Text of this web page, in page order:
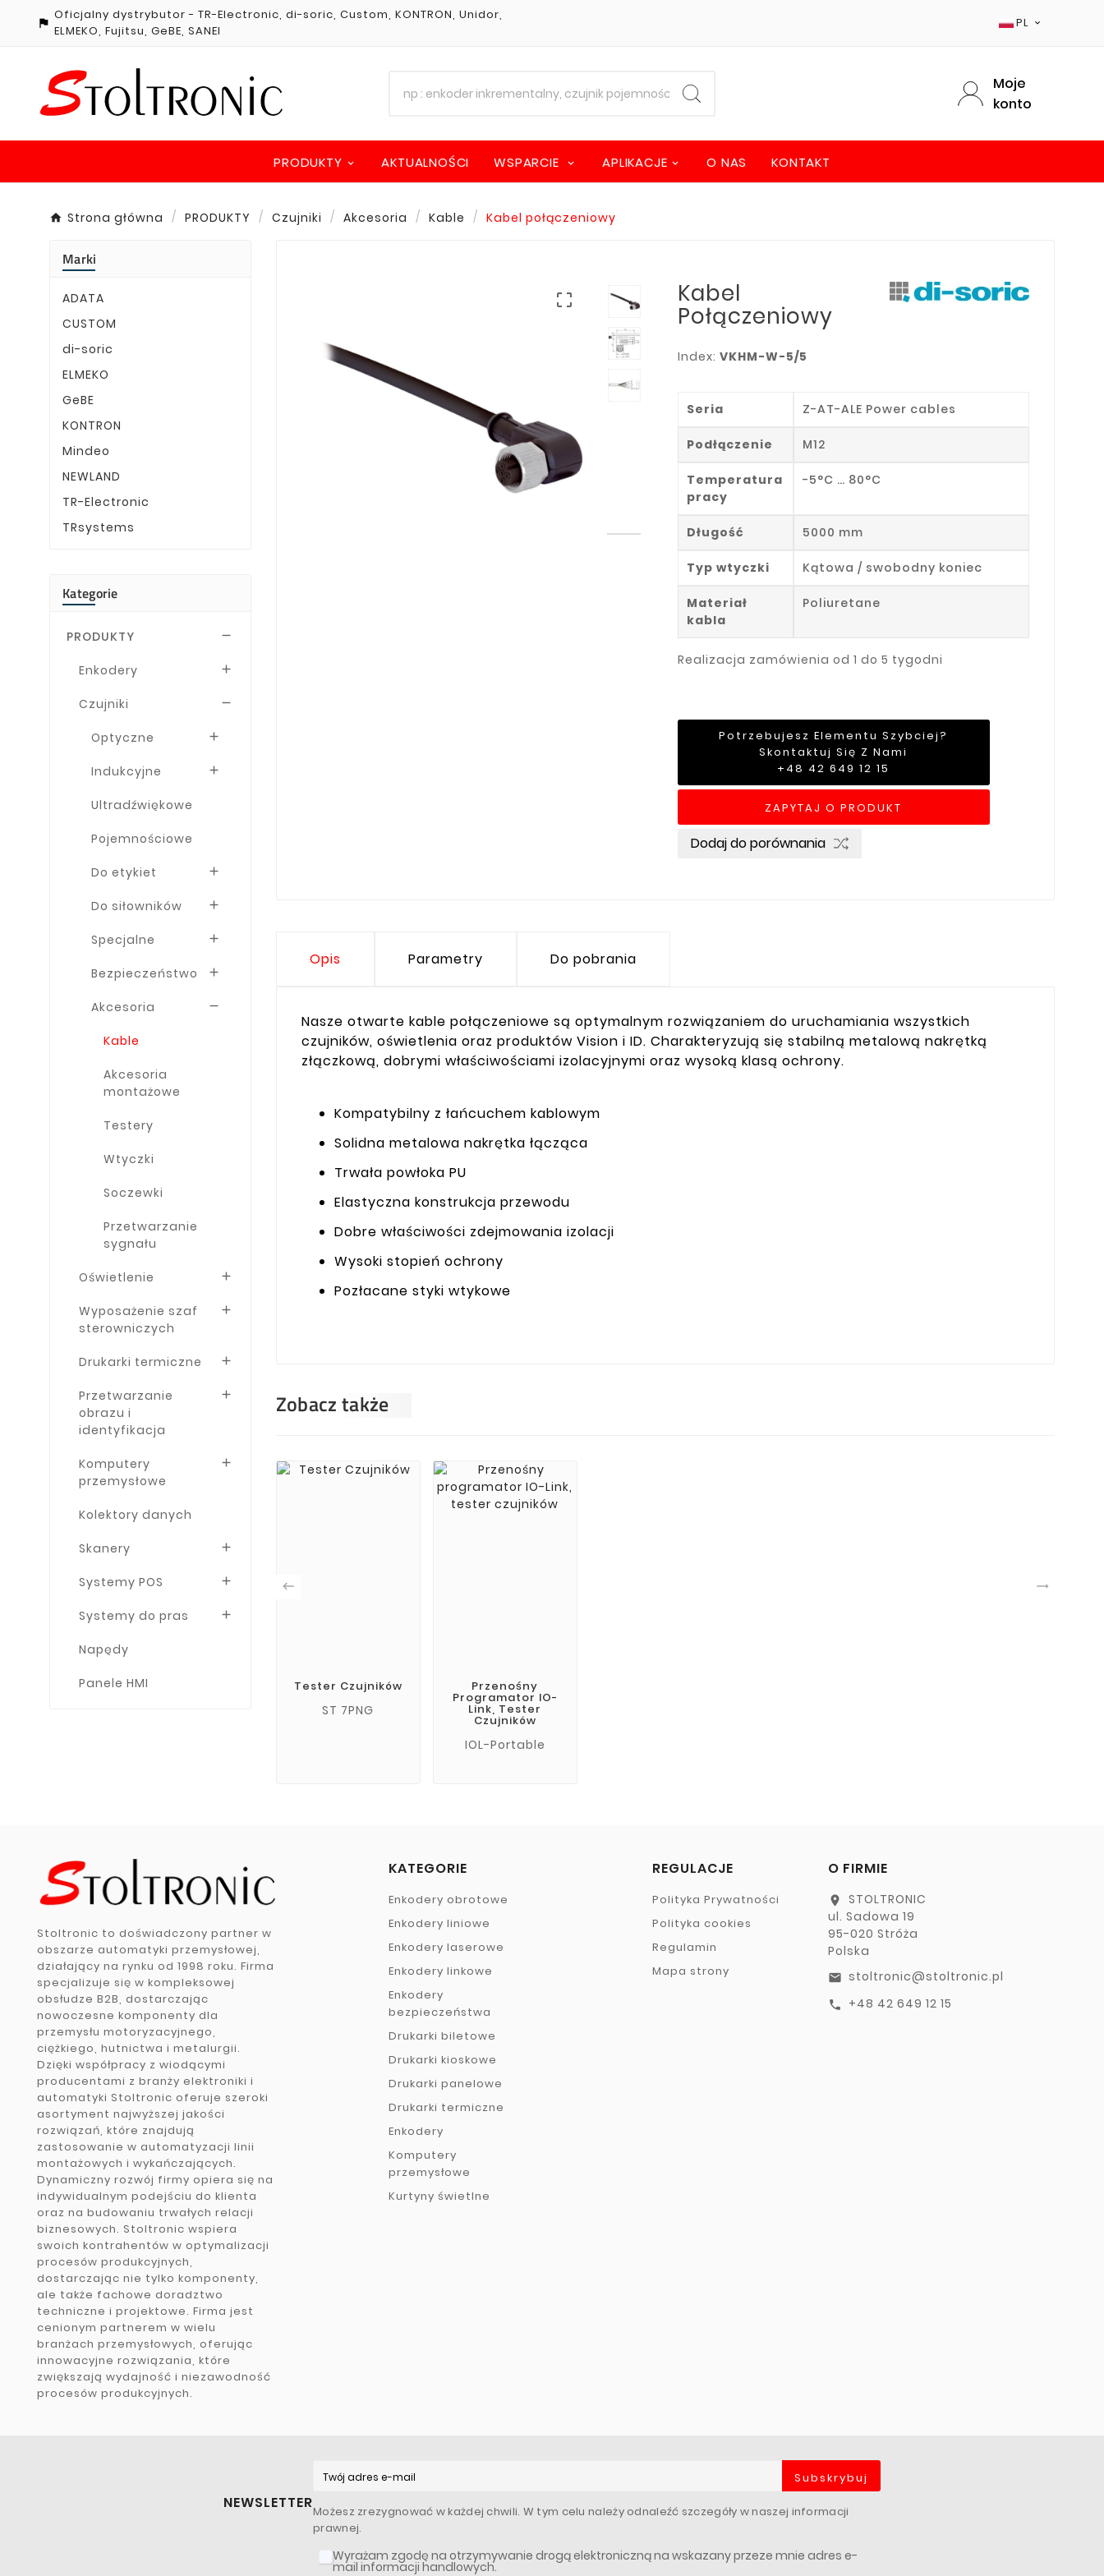

Oficjalny dystrybutor - TR-Electronic, di-soric, Custom, KONTRON, Unidor,
ELMEKO, Fujitsu, GeBE, SANEI
PL 
Moje
konto
PRODUKTY AKTUALNOŚCI WSPARCIE APLIKACJE O NAS KONTAKT
Strona główna PRODUKTY Czujniki Akcesoria Kable Kabel połączeniowy
Marki
ADATA
CUSTOM
di-soric
ELMEKO
GeBE
KONTRON
Mindeo
NEWLAND
TR-Electronic
TRsystems
Kategorie
PRODUKTY 
Enkodery 
Czujniki 
Optyczne 
Indukcyjne 
Ultradźwiękowe
Pojemnościowe
Do etykiet 
Do siłowników 
Specjalne 
Bezpieczeństwo 
Akcesoria 
Kable
Akcesoria
montażowe
Testery
Wtyczki
Soczewki
Przetwarzanie
sygnału
Oświetlenie 
Wyposażenie szaf
sterowniczych

Drukarki termiczne 
Przetwarzanie
obrazu i
identyfikacja

Komputery
przemysłowe

Kolektory danych
Skanery 
Systemy POS 
Systemy do pras 
Napędy
Panele HMI
 Kabel
Połączeniowy
Index: VKHM-W-5/5
Seria Z-AT-ALE Power cables
Podłączenie M12
Temperatura
pracy
-5°C … 80°C
Długość 5000 mm
Typ wtyczki Kątowa / swobodny koniec
Materiał
kabla
Poliuretane
Realizacja zamówienia od 1 do 5 tygodni
Potrzebujesz Elementu Szybciej?
Skontaktuj Się Z Nami
+48 42 649 12 15
ZAPYTAJ O PRODUKT
Dodaj do porównania
Opis Parametry Do pobrania
Nasze otwarte kable połączeniowe są optymalnym rozwiązaniem do uruchamiania wszystkich
czujników, oświetlenia oraz produktów Vision i ID. Charakteryzują się stabilną metalową nakrętką
złączkową, dobrymi właściwościami izolacyjnymi oraz wysoką klasą ochrony.
Kompatybilny z łańcuchem kablowym
Solidna metalowa nakrętka łącząca
Trwała powłoka PU
Elastyczna konstrukcja przewodu
Dobre właściwości zdejmowania izolacji
Wysoki stopień ochrony
Pozłacane styki wtykowe
Zobacz także


Tester Czujników
ST 7PNG
Przenośny
Programator IO-
Link, Tester
Czujników
IOL-Portable
Stoltronic to doświadczony partner w
obszarze automatyki przemysłowej,
działający na rynku od 1998 roku. Firma
specjalizuje się w kompleksowej
obsłudze B2B, dostarczając
nowoczesne komponenty dla
przemysłu motoryzacyjnego,
ciężkiego, hutnictwa i metalurgii.
Dzięki współpracy z wiodącymi
producentami z branży elektroniki i
automatyki Stoltronic oferuje szeroki
asortyment najwyższej jakości
rozwiązań, które znajdują
zastosowanie w automatyzacji linii
montażowych i wykańczających.
Dynamiczny rozwój firmy opiera się na
indywidualnym podejściu do klienta
oraz na budowaniu trwałych relacji
biznesowych. Stoltronic wspiera
swoich kontrahentów w optymalizacji
procesów produkcyjnych,
dostarczając nie tylko komponenty,
ale także fachowe doradztwo
techniczne i projektowe. Firma jest
cenionym partnerem w wielu
branżach przemysłowych, oferując
innowacyjne rozwiązania, które
zwiększają wydajność i niezawodność
procesów produkcyjnych.
KATEGORIE
Enkodery obrotowe
Enkodery liniowe
Enkodery laserowe
Enkodery linkowe
Enkodery
bezpieczeństwa
Drukarki biletowe
Drukarki kioskowe
Drukarki panelowe
Drukarki termiczne
Enkodery
Komputery
przemysłowe
Kurtyny świetlne
REGULACJE
Polityka Prywatności
Polityka cookies
Regulamin
Mapa strony
O FIRMIE
location_on
STOLTRONIC
ul. Sadowa 19
95-020 Stróża
Polska
email stoltronic@stoltronic.pl
call +48 42 649 12 15
NEWSLETTER
Subskrybuj
Możesz zrezygnować w każdej chwili. W tym celu należy odnaleźć szczegóły w naszej informacji
prawnej.
Wyrażam zgodę na otrzymywanie drogą elektroniczną na wskazany przeze mnie adres e-
mail informacji handlowych.